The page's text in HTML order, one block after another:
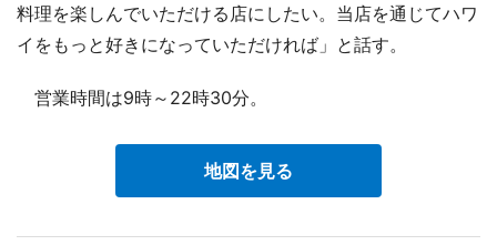
料理を楽しんでいただける店にしたい。当店を通じてハワ
イをもっと好きになっていただければ」と話す。
営業時間は9時～22時30分。
地図を見る